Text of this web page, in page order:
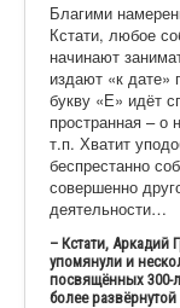
Благими
Кстати, любое
начинают
издают «к дате»
букву «Е» идёт
пространная – о
т.п. Хватит
беспрестанно
совершенно
деятельности…
– Кстати, Аркадий
упомянули и
посвящённых 300-
более